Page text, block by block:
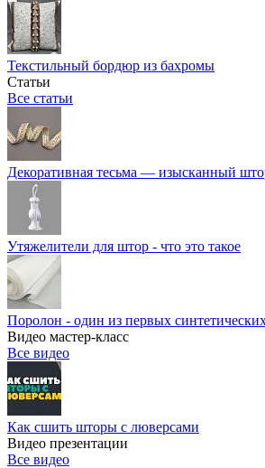
Текстильный бордюр из бахромы
Статьи
Все статьи
Декоративная тесьма — изысканный
Утяжелители для штор - что это такое
Поролон - один из первых
Видео мастер-класс
Все видео
Как сшить шторы с люверсами
Видео презентации
Все видео